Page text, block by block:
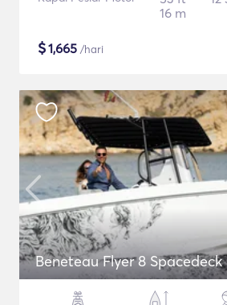
16 m
$1,665 /hari
Beneteau Flyer 8 Spacedeck